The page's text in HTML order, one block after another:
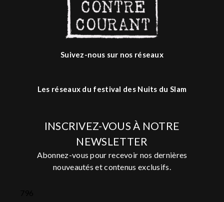
Suivez-nous sur nos réseaux
Les réseaux du festival des Nuits du Slam
INSCRIVEZ-VOUS À NOTRE
NEWSLETTER
Abonnez-vous pour recevoir nos dernières
nouveautés et contenus exclusifs.